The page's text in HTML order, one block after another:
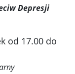
Depresji
od 17.00 do